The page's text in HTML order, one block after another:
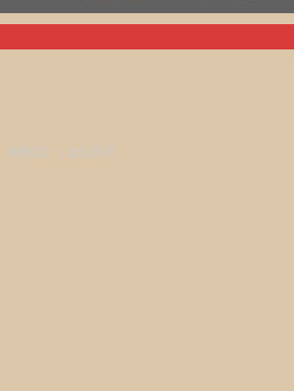
網頁設計： 數位果子